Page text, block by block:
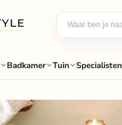
Badkamer Tuin Specialisten